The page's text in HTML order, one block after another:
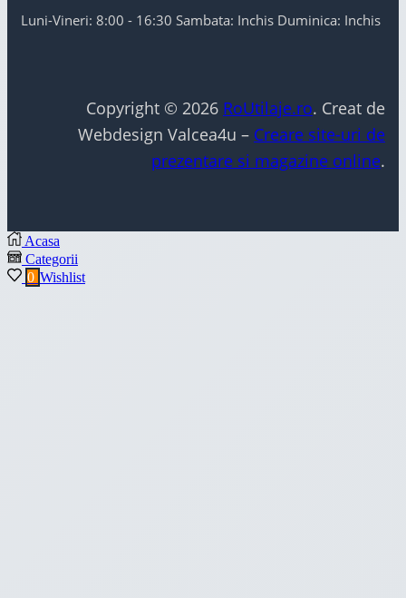
Luni-Vineri: 8:00 - 16:30 Sambata: Inchis Duminica: Inchis
Copyright © 2026 RoUtilaje.ro. Creat de
Webdesign Valcea4u – Creare site-uri de
prezentare si magazine online.
Acasa
Categorii
0 Wishlist